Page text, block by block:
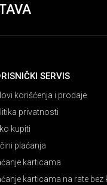
SERVIS
korišćenja i prodaje
privatnosti
kupiti
plaćanja
karticama
karticama na rate bez